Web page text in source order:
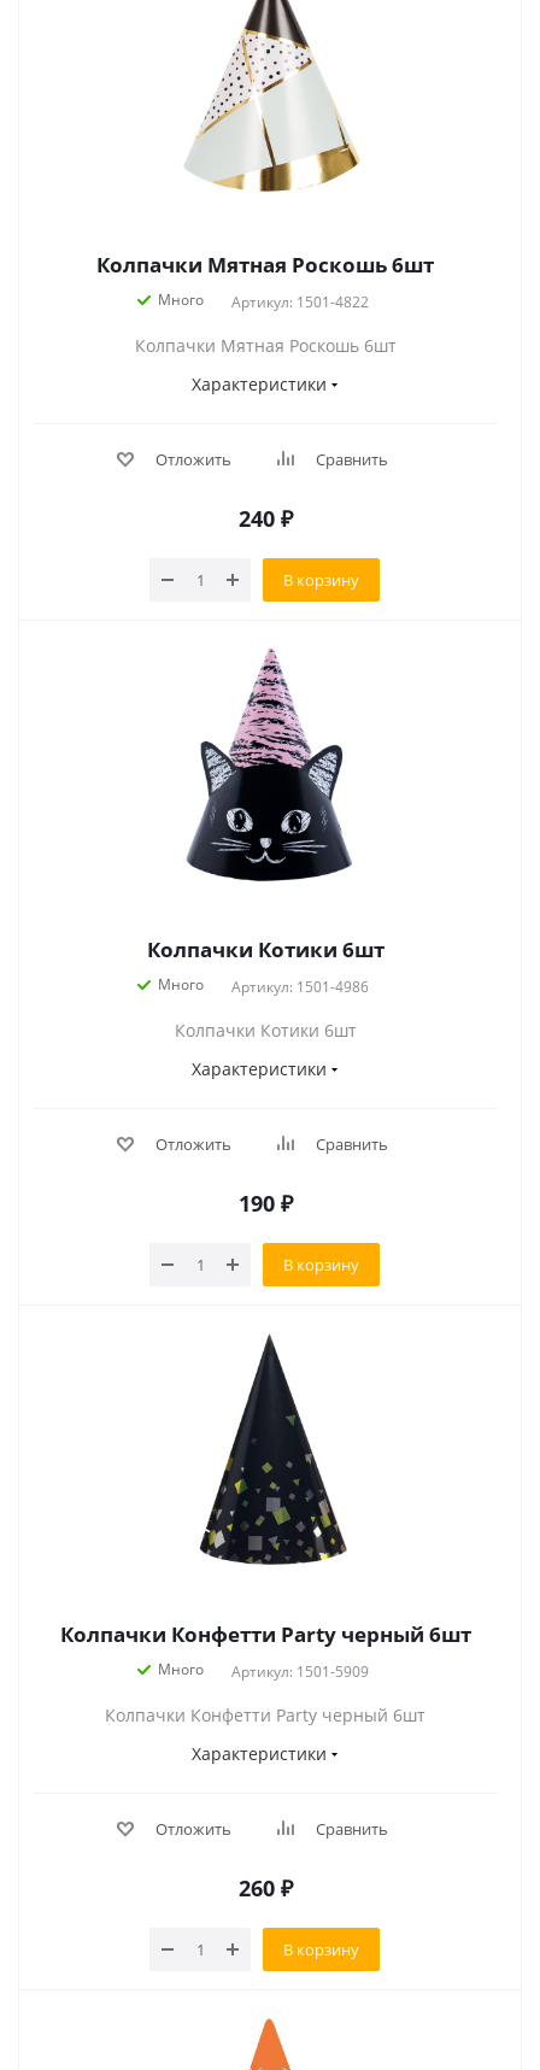
Колпачки Мятная Роскошь 6шт
Много Артикул: 1501-4822
Колпачки Мятная Роскошь 6шт
Характеристики
Отложить Сравнить
240 ₽
В корзину
Колпачки Котики 6шт
Много Артикул: 1501-4986
Колпачки Котики 6шт
Характеристики
Отложить Сравнить
190 ₽
В корзину
Колпачки Конфетти Party черный 6шт
Много Артикул: 1501-5909
Колпачки Конфетти Party черный 6шт
Характеристики
Отложить Сравнить
260 ₽
В корзину